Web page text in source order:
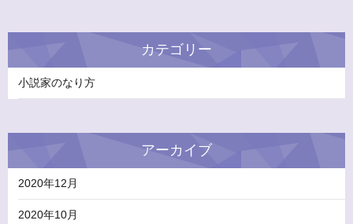
カテゴリー
小説家のなり方
アーカイブ
2020年12月
2020年10月